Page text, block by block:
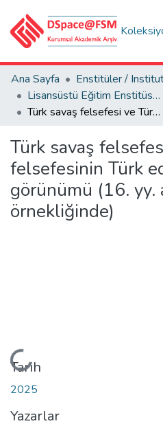
Ana Sayfa
Enstitüler /
Lisansüstü Eğitim Enstitüsü Tez Koleksiyonu
Türk savaş felsefesi ve Türk savaş felsefesinin Türk edebiyatındaki görünümü (16. yy. asker şairler örnekliğinde)
Türk savaş
felsefesinin Türk
görünümü (16. yy.
örnekliğinde)
Yükleniyor...
Tarih
2025
Yazarlar